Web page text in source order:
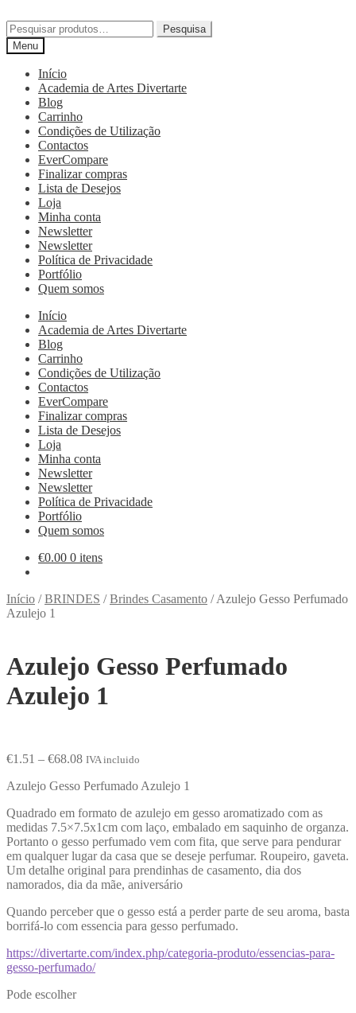
Pesquisa
Menu
Início
Academia de Artes Divertarte
Blog
Carrinho
Condições de Utilização
Contactos
EverCompare
Finalizar compras
Lista de Desejos
Loja
Minha conta
Newsletter
Newsletter
Política de Privacidade
Portfólio
Quem somos
Início
Academia de Artes Divertarte
Blog
Carrinho
Condições de Utilização
Contactos
EverCompare
Finalizar compras
Lista de Desejos
Loja
Minha conta
Newsletter
Newsletter
Política de Privacidade
Portfólio
Quem somos
€0.00 0 itens
Início /BRINDES /Brindes Casamento /Azulejo Gesso Perfumado
Azulejo 1
Azulejo Gesso Perfumado
Azulejo 1
€1.51 – €68.08 IVA incluido
Azulejo Gesso Perfumado Azulejo 1
Quadrado em formato de azulejo em gesso aromatizado com as
medidas 7.5×7.5x1cm com laço, embalado em saquinho de organza.
Portanto o gesso perfumado vem com fita, que serve para pendurar
em qualquer lugar da casa que se deseje perfumar. Roupeiro, gaveta.
Um detalhe original para prendinhas de casamento, dia dos
namorados, dia da mãe, aniversário
Quando perceber que o gesso está a perder parte de seu aroma, basta
borrifá-lo com essencia para gesso perfumado.
https://divertarte.com/index.php/categoria-produto/essencias-para-
gesso-perfumado/
Pode escolher